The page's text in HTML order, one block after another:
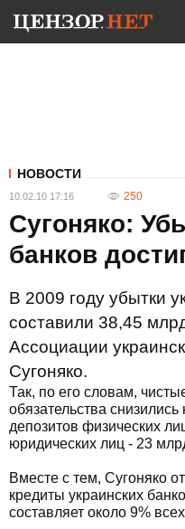
НОВОСТИ
10.02.10 17:16 250
Сугоняко:
банков
В 2009 году убытки
составили 38,45
Ассоциации
Сугоняко.
Так, по его словам,
обязательства
депозитов физических
юридических лиц - 23
Вместе с тем, Сугоняко
кредиты украинских
составляет около 9%